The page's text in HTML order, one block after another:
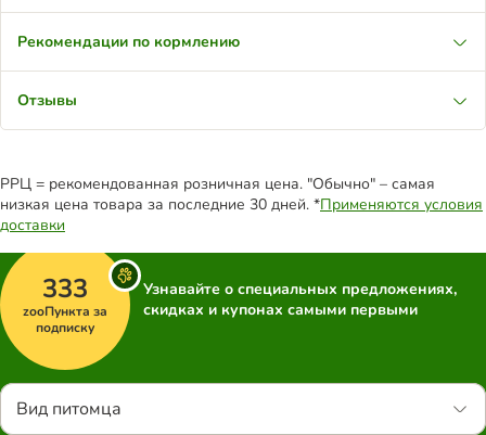
Рекомендации по кормлению
Отзывы
РРЦ = рекомендованная розничная цена. "Обычно" – самая
низкая цена товара за последние 30 дней. *Применяются условия
доставки
333
zooПункта за
подписку
Узнавайте о специальных предложениях,
скидках и купонах самыми первыми
Вид питомца